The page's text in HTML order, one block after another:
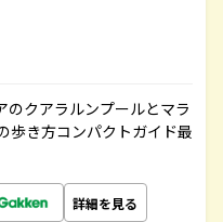
のクアラルンプールとマラ
歩き方コンパクトガイド最
詳細を見る